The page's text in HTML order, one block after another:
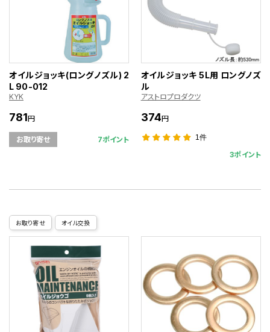
オイルジョッキ(ロングノズル) 2
L 90-012
KYK
781円
お取り寄せ 7ポイント
オイルジョッキ 5L用 ロングノズ
ル
アストロプロダクツ
374円
1件
3ポイント
お取り寄せ オイル交換